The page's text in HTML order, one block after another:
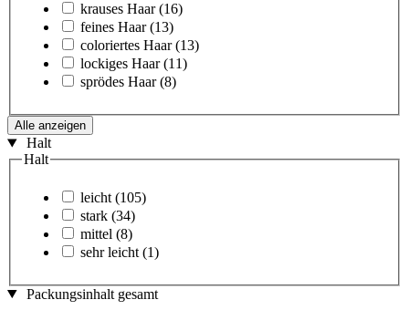
krauses Haar (16)
feines Haar (13)
coloriertes Haar (13)
lockiges Haar (11)
sprödes Haar (8)
Alle anzeigen
Halt
Halt
leicht (105)
stark (34)
mittel (8)
sehr leicht (1)
Packungsinhalt gesamt